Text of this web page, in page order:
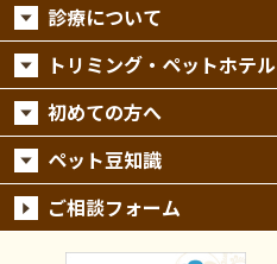
診療について
トリミング・ペットホテル
初めての方へ
ペット豆知識
ご相談フォーム